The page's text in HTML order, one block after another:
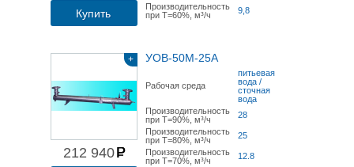
Купить
Производительность
при Т=60%, м³/ч
9,8
+
212 940
УОВ-50М-25А
Рабочая среда
питьевая
вода /
сточная
вода
Производительность
при Т=90%, м³/ч
28
Производительность
при Т=80%, м³/ч
25
Производительность
при Т=70%, м³/ч
12.8